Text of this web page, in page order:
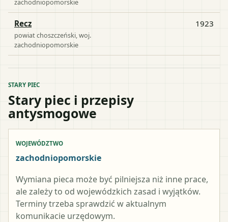
Recz
powiatchoszczeński , woj.
zachodniopomorskie
1923
STARY PIEC
Stary piec i przepisy
antysmogowe
WOJEWÓDZTWO
zachodniopomorskie
Wymiana pieca może być pilniejsza niż inne prace,
ale zależy to od wojewódzkich zasad i wyjątków.
Terminy trzeba sprawdzić w aktualnym
komunikacie urzędowym.